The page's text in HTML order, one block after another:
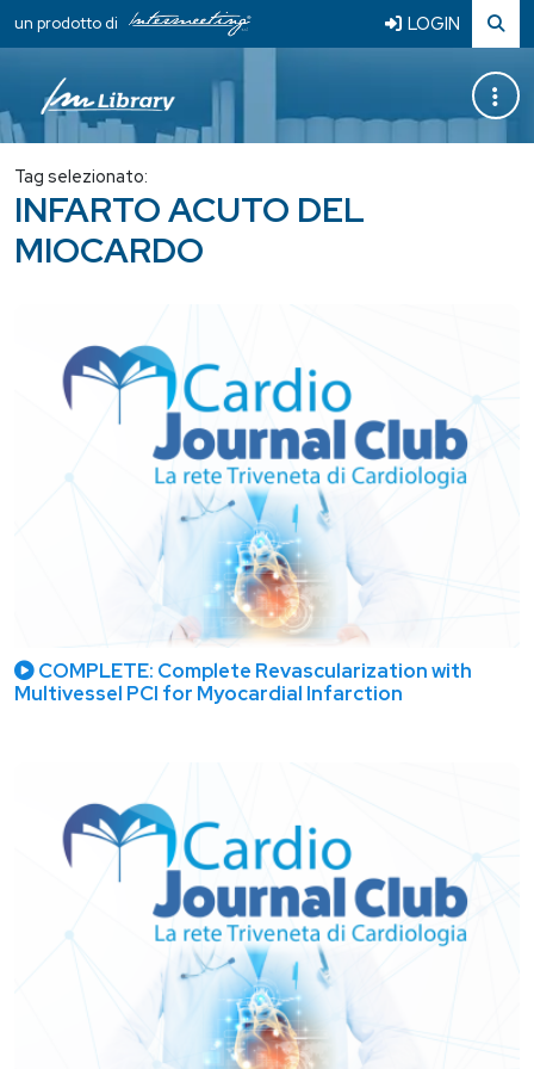
un prodotto di LOGIN
Tag selezionato:
INFARTO ACUTO DEL
MIOCARDO
COMPLETE: Complete Revascularization with
Multivessel PCI for Myocardial Infarction